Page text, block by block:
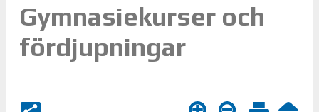
Gymnasiekurser och
fördjupningar